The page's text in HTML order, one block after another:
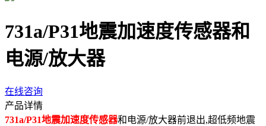
731a/P31地震加速度传感器和
电源/放大器
在线咨询
产品详情
731a/P31地震加速度传感器和电源/放大器前退出,超低频地震